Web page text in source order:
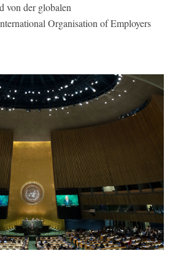
von der globalen
Organisation of Employers